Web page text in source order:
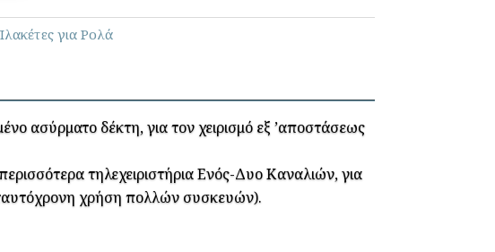
για Ρολά
ασύρματο δέκτη, για τον χειρισμό εξ ’αποστάσεως
τηλεχειριστήρια Ενός-Δυο Καναλιών, για
χρήση πολλών συσκευών).